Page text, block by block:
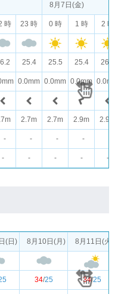
8月7日(金)
時 23 時 0 時 1 時 2 時
25.4 25.5 25.4 26.2
0.0mm 0.0mm 0.0mm
2.7m 2.7m 2.9m 2.9m
- - - -
- - - - -
(日) 8月10日(月) 8月11日(火)
34/25 34/25